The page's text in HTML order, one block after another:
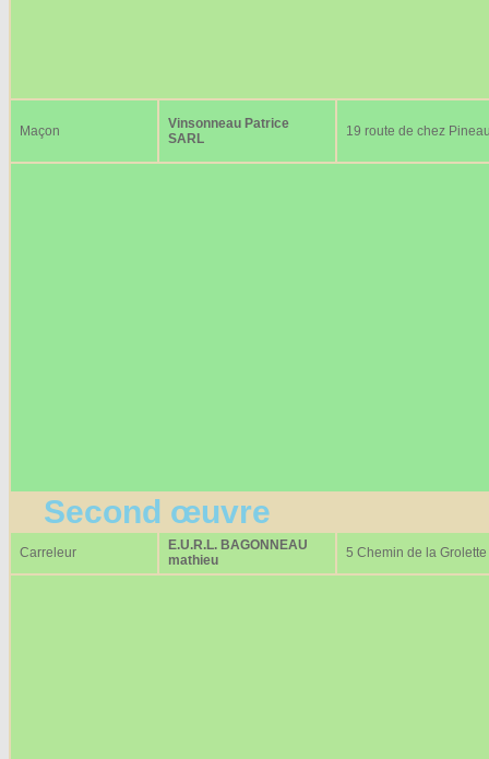
Maçon
Vinsonneau Patrice
SARL
19 route de chez
Second œuvre
Carreleur
E.U.R.L. BAGONNEAU
mathieu
5 Chemin de la Grolette